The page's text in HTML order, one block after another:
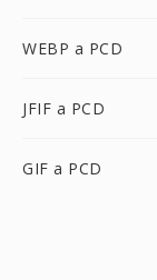
WEBP a PCD
JFIF a PCD
GIF a PCD